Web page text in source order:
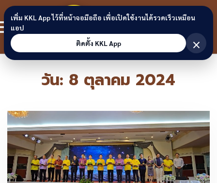
Skip to content
ขอนแก่น
ลิงก์
วัน: 8 ตุลาคม 2024
เพิ่ม KKL App ไว้ที่หน้าจอมือถือ เพื่อเปิดใช้งานได้รวดเร็วเหมือน
แอป
ติดตั้ง KKL App
×